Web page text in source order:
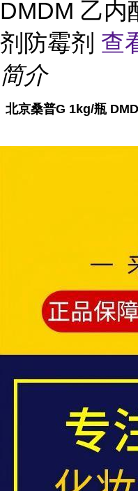
DMDM 乙内
剂防霉剂 查
简介
北京桑普G 1kg/瓶